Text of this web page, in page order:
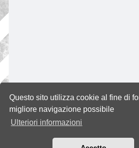
Questo sito utilizza cookie al fine di
migliore navigazione possibile
Ulteriori informazioni